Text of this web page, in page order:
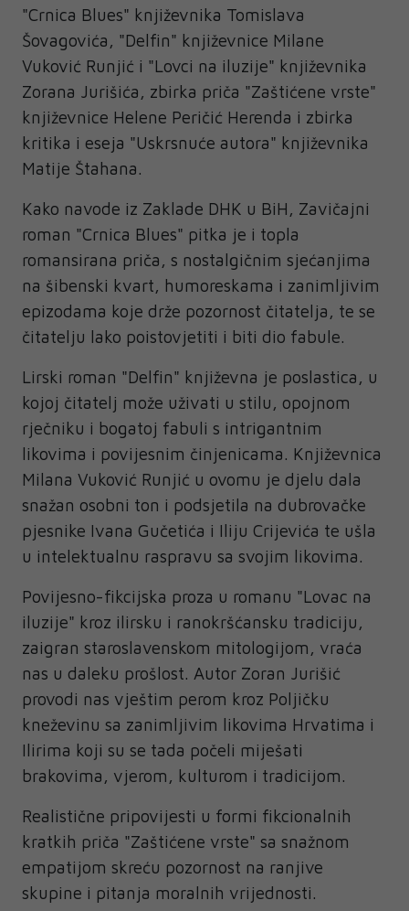
"Crnica Blues" književnika Tomislava
Šovagovića, "Delfin" književnice Milane
Vuković Runjić i "Lovci na iluzije" književnika
Zorana Jurišića, zbirka priča "Zaštićene vrste"
književnice Helene Peričić Herenda i zbirka
kritika i eseja "Uskrsnuće autora" književnika
Matije Štahana.
Kako navode iz Zaklade DHK u BiH, Zavičajni
roman "Crnica Blues" pitka je i topla
romansirana priča, s nostalgičnim sjećanjima
na šibenski kvart, humoreskama i zanimljivim
epizodama koje drže pozornost čitatelja, te se
čitatelju lako poistovjetiti i biti dio fabule.
Lirski roman "Delfin" književna je poslastica, u
kojoj čitatelj može uživati u stilu, opojnom
rječniku i bogatoj fabuli s intrigantnim
likovima i povijesnim činjenicama. Književnica
Milana Vuković Runjić u ovomu je djelu dala
snažan osobni ton i podsjetila na dubrovačke
pjesnike Ivana Gučetića i Iliju Crijevića te ušla
u intelektualnu raspravu sa svojim likovima.
Povijesno-fikcijska proza u romanu "Lovac na
iluzije" kroz ilirsku i ranokršćansku tradiciju,
zaigran staroslavenskom mitologijom, vraća
nas u daleku prošlost. Autor Zoran Jurišić
provodi nas vještim perom kroz Poljičku
kneževinu sa zanimljivim likovima Hrvatima i
Ilirima koji su se tada počeli miješati
brakovima, vjerom, kulturom i tradicijom.
Realistične pripovijesti u formi fikcionalnih
kratkih priča "Zaštićene vrste" sa snažnom
empatijom skreću pozornost na ranjive
skupine i pitanja moralnih vrijednosti.